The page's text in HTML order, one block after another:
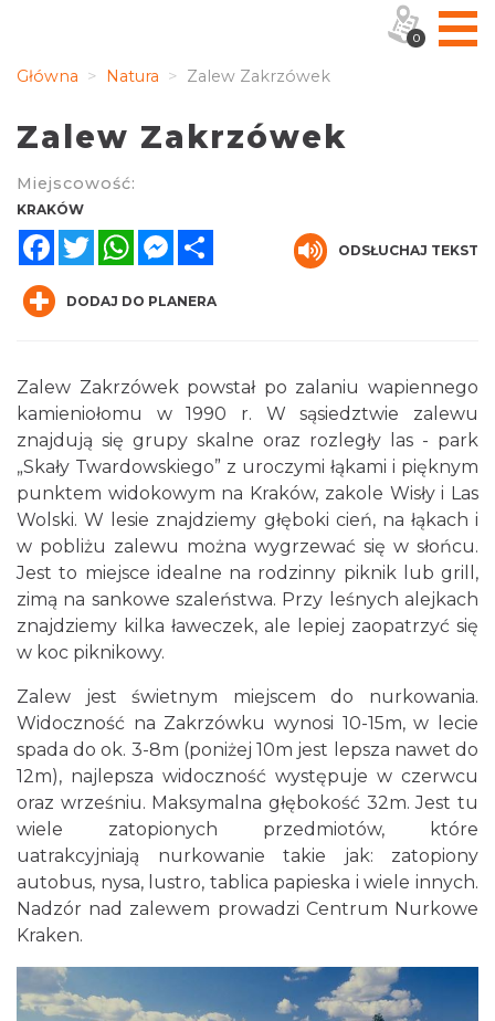
Główna Natura Zalew Zakrzówek
Zalew Zakrzówek
Miejscowość:
KRAKÓW
FacebookTwitterWhatsAppMessenger
ODSŁUCHAJ TEKST
DODAJ DO PLANERA
Zalew Zakrzówek powstał po zalaniu wapiennego
kamieniołomu w 1990 r. W sąsiedztwie zalewu
znajdują się grupy skalne oraz rozległy las - park
„Skały Twardowskiego” z uroczymi łąkami i pięknym
punktem widokowym na Kraków, zakole Wisły i Las
Wolski. W lesie znajdziemy głęboki cień, na łąkach i
w pobliżu zalewu można wygrzewać się w słońcu.
Jest to miejsce idealne na rodzinny piknik lub grill,
zimą na sankowe szaleństwa. Przy leśnych alejkach
znajdziemy kilka ławeczek, ale lepiej zaopatrzyć się
w koc piknikowy.
Zalew jest świetnym miejscem do nurkowania.
Widoczność na Zakrzówku wynosi 10-15m, w lecie
spada do ok. 3-8m (poniżej 10m jest lepsza nawet do
12m), najlepsza widoczność występuje w czerwcu
oraz wrześniu. Maksymalna głębokość 32m. Jest tu
wiele zatopionych przedmiotów, które
uatrakcyjniają nurkowanie takie jak: zatopiony
autobus, nysa, lustro, tablica papieska i wiele innych.
Nadzór nad zalewem prowadzi Centrum Nurkowe
Kraken.
0